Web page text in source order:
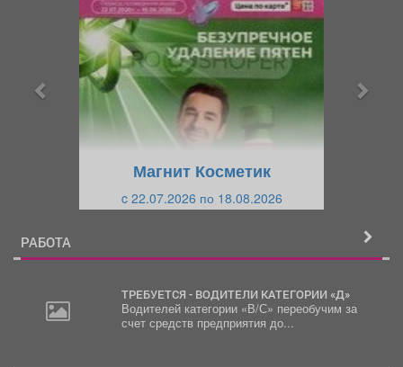
Магнит Косметик
c 22.07.2026 по 18.08.2026
РАБОТА
ТРЕБУЕТСЯ - ВОДИТЕЛИ КАТЕГОРИИ «Д»
Водителей категории «В/С» переобучим за
счет средств предприятия до...